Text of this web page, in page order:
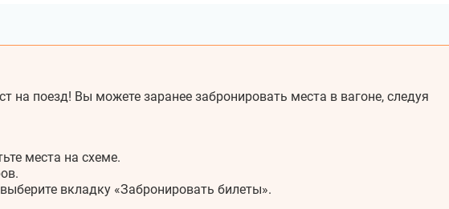
на поезд! Вы можете заранее забронировать места в вагоне, следуя
места на схеме.
вкладку «Забронировать билеты».